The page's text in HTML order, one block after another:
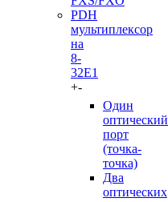
PDH
мультиплексор
на
8-
32Е1
+-
Один
оптический
порт
(точка-
точка)
Два
оптических